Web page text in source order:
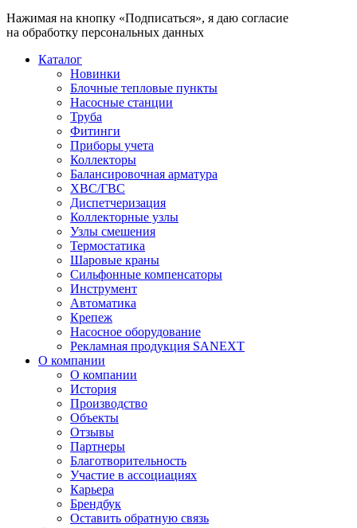
Нажимая на кнопку «Подписаться», я даю согласие
на обработку персональных данных
Каталог
Новинки
Блочные тепловые пункты
Насосные станции
Труба
Фитинги
Приборы учета
Коллекторы
Балансировочная арматура
ХВС/ГВС
Диспетчеризация
Коллекторные узлы
Узлы смешения
Термостатика
Шаровые краны
Сильфонные компенсаторы
Инструмент
Автоматика
Крепеж
Насосное оборудование
Рекламная продукция SANEXT
О компании
О компании
История
Производство
Объекты
Отзывы
Партнеры
Благотворительность
Участие в ассоциациях
Карьера
Брендбук
Оставить обратную связь